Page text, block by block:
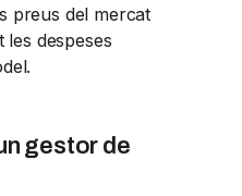
preus del mercat
despeses
gestor de